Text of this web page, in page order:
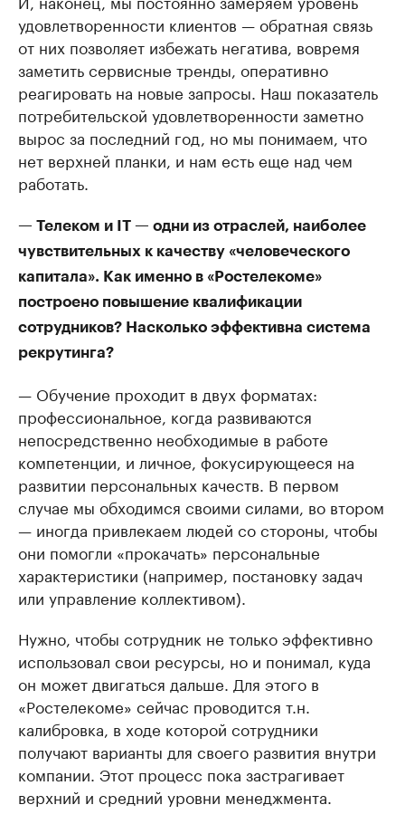
удовлетворенности клиентов — обратная связь
от них позволяет избежать негатива, вовремя
заметить сервисные тренды, оперативно
реагировать на новые запросы. Наш показатель
потребительской удовлетворенности заметно
вырос за последний год, но мы понимаем, что
нет верхней планки, и нам есть еще над чем
работать.
— Телеком и IT — одни из отраслей, наиболее
чувствительных к качеству «человеческого
капитала». Как именно в «Ростелекоме»
построено повышение квалификации
сотрудников? Насколько эффективна система
рекрутинга?
— Обучение проходит в двух форматах:
профессиональное, когда развиваются
непосредственно необходимые в работе
компетенции, и личное, фокусирующееся на
развитии персональных качеств. В первом
случае мы обходимся своими силами, во втором
— иногда привлекаем людей со стороны, чтобы
они помогли «прокачать» персональные
характеристики (например, постановку задач
или управление коллективом).
Нужно, чтобы сотрудник не только эффективно
использовал свои ресурсы, но и понимал, куда
он может двигаться дальше. Для этого в
«Ростелекоме» сейчас проводится т.н.
калибровка, в ходе которой сотрудники
получают варианты для своего развития внутри
компании. Этот процесс пока застрагивает
верхний и средний уровни менеджмента.